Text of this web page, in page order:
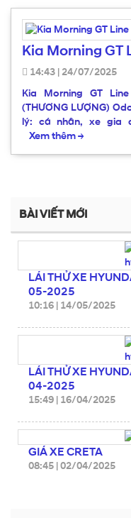
Kia Morning GT
14:43 | 24/07/2025
Kia Morning GT
(THƯƠNG LƯỢNG)
lý: cá nhân, xe gia
Xem thêm→
BÀI VIẾT MỚI
LÁI THỬ XE
05-2025
10:16 | 14/05/2025
LÁI THỬ XE
04-2025
15:49 | 16/04/2025
GIÁ XE CRETA
08:45 |02/04/2025